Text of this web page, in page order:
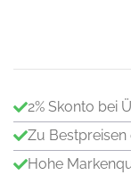
2% Skonto bei
Zu Bestpreisen
Hohe